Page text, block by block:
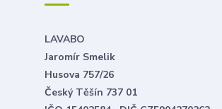
LAVABO
Jaromír Smelik
Husova 757/26
Český Těšín 737 01